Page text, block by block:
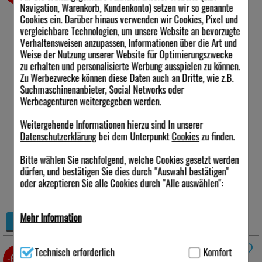
Navigation, Warenkorb, Kundenkonto) setzen wir so genannte
Cookies ein. Darüber hinaus verwenden wir Cookies, Pixel und
vergleichbare Technologien, um unsere Website an bevorzugte
Verhaltensweisen anzupassen, Informationen über die Art und
Weise der Nutzung unserer Website für Optimierungszwecke
zu erhalten und personalisierte Werbung ausspielen zu können.
Zu Werbezwecke können diese Daten auch an Dritte, wie z.B.
Suchmaschinenanbieter, Social Networks oder
Werbeagenturen weitergegeben werden.
Weitergehende Informationen hierzu sind In unserer
Datenschutzerklärungbei dem UnterpunktCookieszu finden.
Bitte wählen Sie nachfolgend, welche Cookies gesetzt werden
dürfen, und bestätigen Sie dies durch "Auswahl bestätigen"
oder akzeptieren Sie alle Cookies durch "Alle auswählen":
Mehr Information
für die Grundfunktionen unserer Website notwendig sind (z.B.
Technisch erforderlich
Komfort
MHD bis Ende 12-2026
Anbieter:
HEUMANN
PHARMA GmbH & Co.
Generica KG
Menge: 14St
Darreichungsform:
Tabletten,
magensaftresistent
PZN: 06429141
2,44 €
UVP: 7,97 €³
inkl. MwSt zzgl.Versand
sofort lieferbar
Alternative Packungsgrößen:
38%
Details
OMEPRAZOL Zentiva 20 mg bei
-60%